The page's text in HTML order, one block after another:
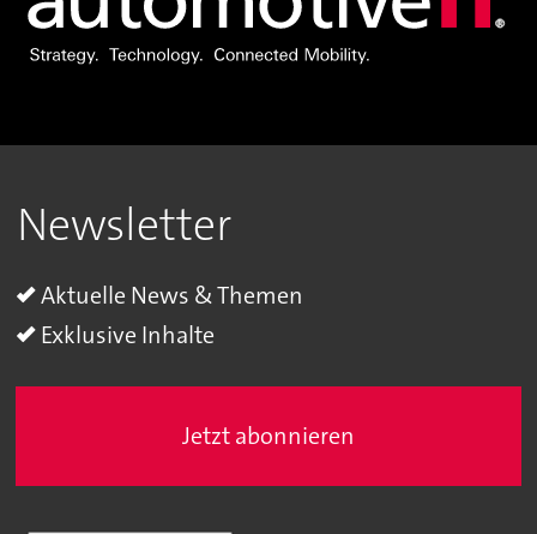
Newsletter
Aktuelle News & Themen
Exklusive Inhalte
Jetzt abonnieren